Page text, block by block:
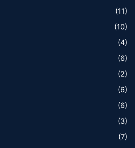
(11)
(10)
(4)
(6)
(2)
(6)
(6)
(3)
(7)